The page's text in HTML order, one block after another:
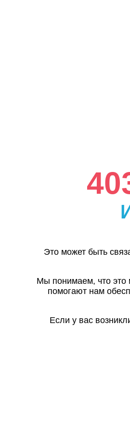
Это может быть
Мы понимаем, что это
помогают нам
Если у вас